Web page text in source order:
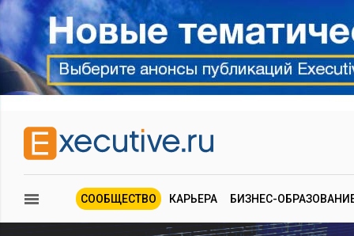
СООБЩЕСТВО КАРЬЕРА БИЗНЕС-